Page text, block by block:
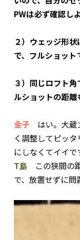
PWは必ず確認し
２）ウェッジ形
で、フルショット
３）同じロフト
ルショットの距離
金子 はい。大蔵
く調整してピッ
にしなくてイイで
T島 この狭間の
で、放置せずに問